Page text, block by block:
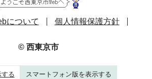
について 個人情報保護方針
© 西東京市
する スマートフォン版を表示する